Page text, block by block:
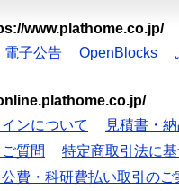
www.plathome.co.jp/
電子公告 OpenBlocks
ンについて
見積書・
質問
特定商取引法に
費・科研費払い取引のご